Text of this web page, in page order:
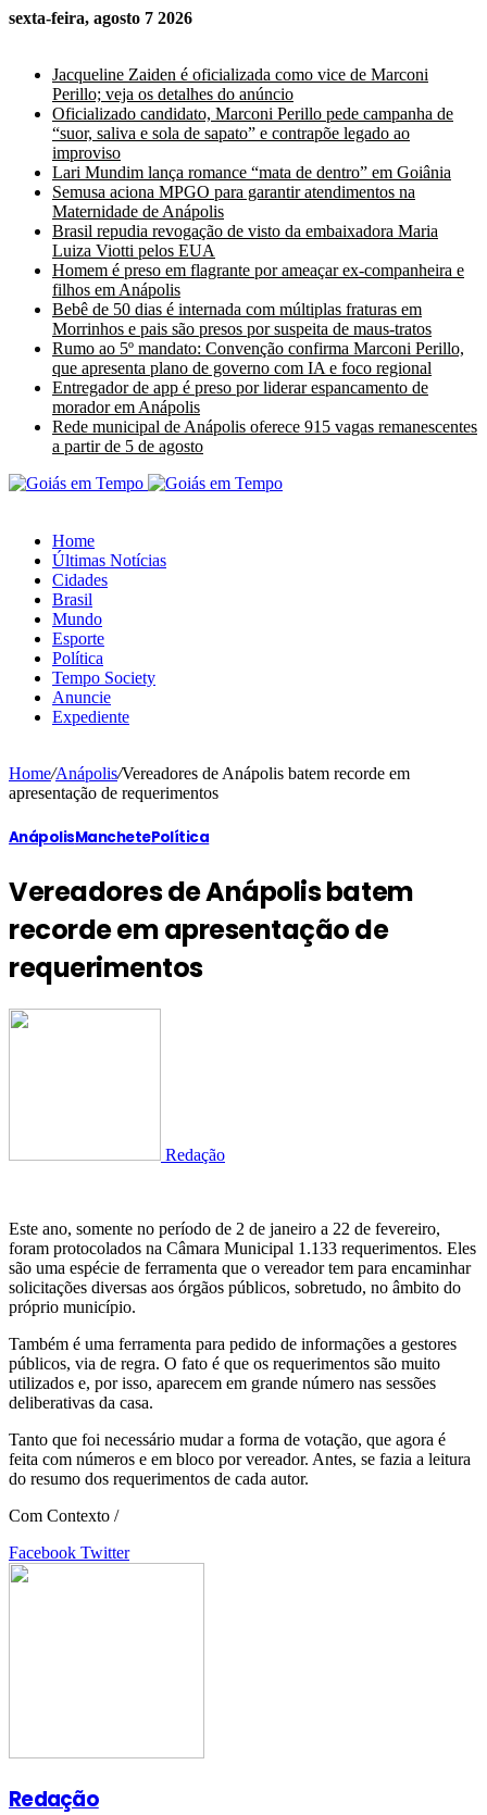
sexta-feira, agosto 7 2026
Jacqueline Zaiden é oficializada como vice de Marconi
Perillo; veja os detalhes do anúncio
Oficializado candidato, Marconi Perillo pede campanha de
“suor, saliva e sola de sapato” e contrapõe legado ao
improviso
Lari Mundim lança romance “mata de dentro” em Goiânia
Semusa aciona MPGO para garantir atendimentos na
Maternidade de Anápolis
Brasil repudia revogação de visto da embaixadora Maria
Luiza Viotti pelos EUA
Homem é preso em flagrante por ameaçar ex-companheira e
filhos em Anápolis
Bebê de 50 dias é internada com múltiplas fraturas em
Morrinhos e pais são presos por suspeita de maus-tratos
Rumo ao 5º mandato: Convenção confirma Marconi Perillo,
que apresenta plano de governo com IA e foco regional
Entregador de app é preso por liderar espancamento de
morador em Anápolis
Rede municipal de Anápolis oferece 915 vagas remanescentes
a partir de 5 de agosto
Home
Últimas Notícias
Cidades
Brasil
Mundo
Esporte
Política
Tempo Society
Anuncie
Expediente
Home/Anápolis/Vereadores de Anápolis batem recorde em
apresentação de requerimentos
AnápolisManchetePolítica
Vereadores de Anápolis batem
recorde em apresentação de
requerimentos
Redação
Este ano, somente no período de 2 de janeiro a 22 de fevereiro,
foram protocolados na Câmara Municipal 1.133 requerimentos. Eles
são uma espécie de ferramenta que o vereador tem para encaminhar
solicitações diversas aos órgãos públicos, sobretudo, no âmbito do
próprio município.
Também é uma ferramenta para pedido de informações a gestores
públicos, via de regra. O fato é que os requerimentos são muito
utilizados e, por isso, aparecem em grande número nas sessões
deliberativas da casa.
Tanto que foi necessário mudar a forma de votação, que agora é
feita com números e em bloco por vereador. Antes, se fazia a leitura
do resumo dos requerimentos de cada autor.
Com Contexto /
Facebook TwitterGoogle+
LinkedIn
StumbleUpon
Tumblr
Pinterest
Reddit
VKontakte
Share
Print
Redação